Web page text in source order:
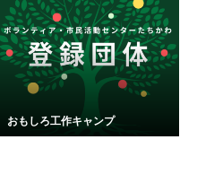
おもしろ工作キャンプ